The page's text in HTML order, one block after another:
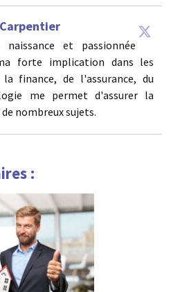
naissance et passionnée
forte implication dans les
finance, de l'assurance, du
me permet d'assurer la
nombreux sujets.
: